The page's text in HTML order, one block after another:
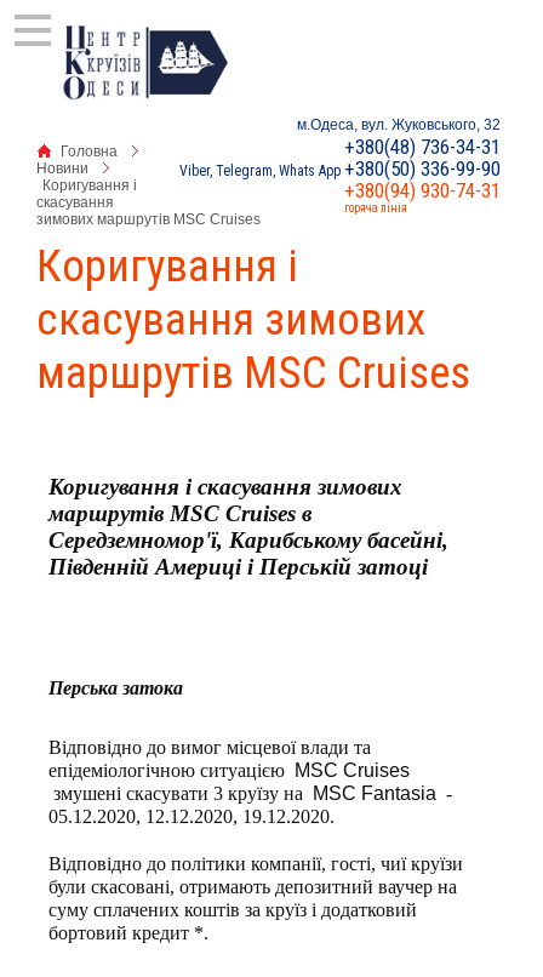
м.Одеса, вул. Жуковського, 32
+380(48) 736-34-31
Viber, Telegram, Whats App +380(50) 336-99-90
горяча лінія
+380(94) 930-74-31
Головна
Новини
Коригування і
скасування
зимових маршрутів MSC Cruises
Коригування і
скасування зимових
маршрутів MSC Cruises
Коригування і скасування зимових
маршрутів MSC Cruises в
Середземномор'ї, Карибському басейні,
Південній Америці і Перській затоці
Перська затока
Відповідно до вимог місцевої влади та
епідеміологічною ситуацією MSC Cruises
змушені скасувати 3 круїзу на
MSC Fantasia -
05.12.2020, 12.12.2020, 19.12.2020.
Відповідно до політики компанії, гості, чиї круїзи
були скасовані, отримають депозитний ваучер на
суму сплачених коштів за круїз і додатковий
бортовий кредит *.